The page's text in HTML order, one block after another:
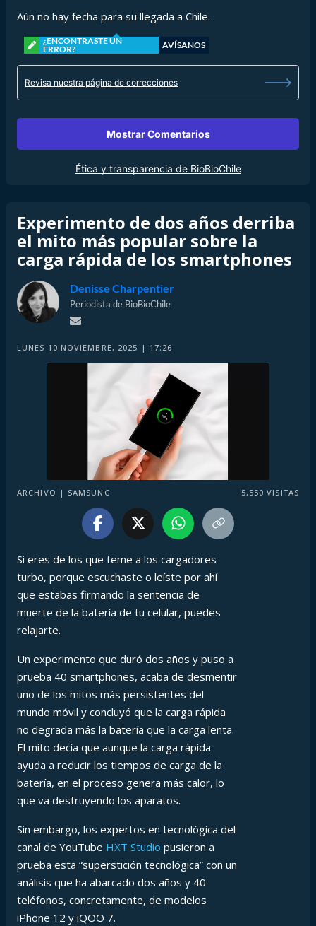
Aún no hay fecha para su llegada a Chile.
¿ENCONTRASTE UN
ERROR?
AVÍSANOS
Revisa nuestra página de correcciones
Mostrar Comentarios
Ética y transparencia de BioBioChile
Experimento de dos años derriba
el mito más popular sobre la
carga rápida de los smartphones
Denisse Charpentier
Periodista de BioBioChile
LUNES 10 NOVIEMBRE, 2025 | 17:26
ARCHIVO | SAMSUNG 5,550 VISITAS
Si eres de los que teme a los cargadores
turbo, porque escuchaste o leíste por ahí
que estabas firmando la sentencia de
muerte de la batería de tu celular, puedes
relajarte.
Un experimento que duró dos años y puso a
prueba 40 smartphones, acaba de desmentir
uno de los mitos más persistentes del
mundo móvil y concluyó que la carga rápida
no degrada más la batería que la carga lenta.
El mito decía que aunque la carga rápida
ayuda a reducir los tiempos de carga de la
batería, en el proceso genera más calor, lo
que va destruyendo los aparatos.
Sin embargo, los expertos en tecnológica del
canal de YouTube HXT Studio pusieron a
prueba esta “superstición tecnológica” con un
análisis que ha abarcado dos años y 40
teléfonos, concretamente, de modelos
iPhone 12 y iQOO 7.